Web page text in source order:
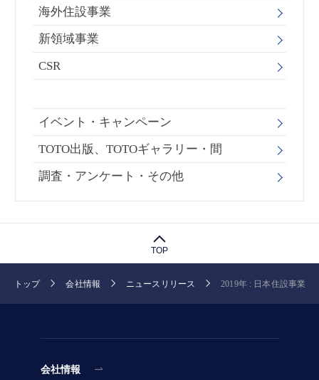
海外住設事業
新領域事業
CSR
イベント・キャンペーン
TOTO出版、TOTOギャラリー・間
調査・アンケート・その他
TOP
トップ 会社情報 ニュースリリース 2019年 : 日本住設事業 :
会社情報